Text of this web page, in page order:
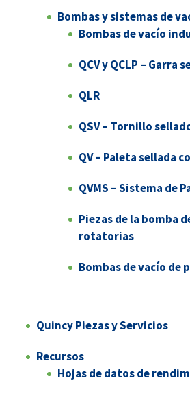
Bombas y sistemas de
Bombas de vacío
QCV y QCLP – Garra
QLR
QSV – Tornillo
QV – Paleta sellada
QVMS – Sistema de
Piezas de la bomba
rotatorias
Bombas de vacío
Quincy Piezas y Servicios
Recursos
Hojas de datos de